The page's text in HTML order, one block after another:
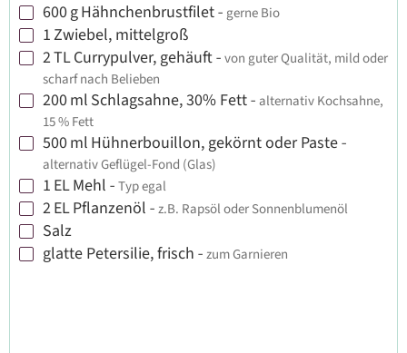
▢
600gHähnchenbrustfilet - gerne Bio
▢
1Zwiebel, mittelgroß
▢
2TLCurrypulver, gehäuft - von guter Qualität, mild oder
scharf nach Belieben
▢
200ml Schlagsahne, 30% Fett - alternativ Kochsahne,
15 % Fett
▢
500ml Hühnerbouillon, gekörnt oder Paste -
alternativ Geflügel-Fond (Glas)
▢
1 ELMehl - Typ egal
▢
2ELPflanzenöl - z.B. Rapsöl oder Sonnenblumenöl
▢
Salz
▢
glatte Petersilie, frisch - zum Garnieren